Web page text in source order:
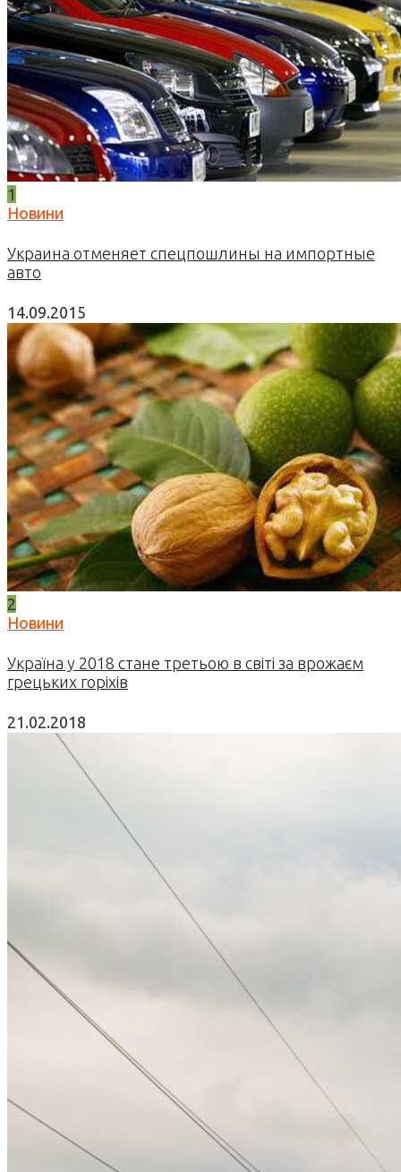
1
Новини
Украина отменяет спецпошлины на импортные
авто
14.09.2015
2
Новини
Україна у 2018 стане третьою в світі за врожаєм
грецьких горіхів
21.02.2018